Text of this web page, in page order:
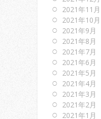
2021年11月
2021年10月
2021年9月
2021年8月
2021年7月
2021年6月
2021年5月
2021年4月
2021年3月
2021年2月
2021年1月